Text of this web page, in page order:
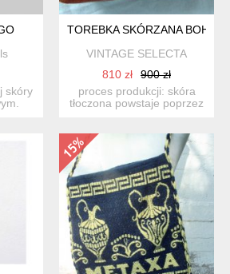
skóry
TOREBKA SKÓRZANA BOHO
VINTAGE SELECTA
810 zł
900 zł
proces produkcji: skóra
tłoczona powstaje poprzez